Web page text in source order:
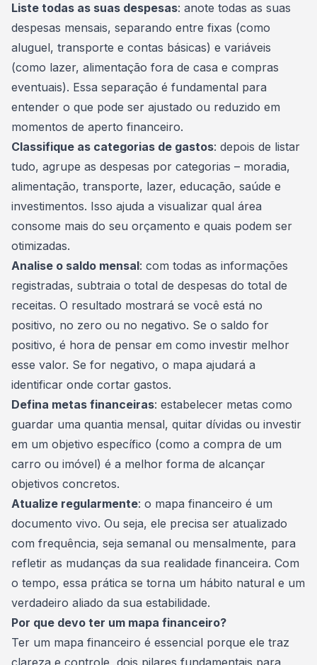
Liste todas as suas despesas: anote todas as suas
despesas mensais, separando entre fixas (como
aluguel, transporte e contas básicas) e variáveis
(como lazer, alimentação fora de casa e compras
eventuais). Essa separação é fundamental para
entender o que pode ser ajustado ou reduzido em
momentos de aperto financeiro.
Classifique as categorias de gastos: depois de listar
tudo, agrupe as despesas por categorias – moradia,
alimentação, transporte, lazer, educação, saúde e
investimentos. Isso ajuda a visualizar qual área
consome mais do seu orçamento e quais podem ser
otimizadas.
Analise o saldo mensal: com todas as informações
registradas, subtraia o total de despesas do total de
receitas. O resultado mostrará se você está no
positivo, no zero ou no negativo. Se o saldo for
positivo, é hora de pensar em como investir melhor
esse valor. Se for negativo, o mapa ajudará a
identificar onde cortar gastos.
Defina metas financeiras: estabelecer metas como
guardar uma quantia mensal, quitar dívidas ou investir
em um objetivo específico (como a compra de um
carro ou imóvel) é a melhor forma de alcançar
objetivos concretos.
Atualize regularmente: o mapa financeiro é um
documento vivo. Ou seja, ele precisa ser atualizado
com frequência, seja semanal ou mensalmente, para
refletir as mudanças da sua realidade financeira. Com
o tempo, essa prática se torna um hábito natural e um
verdadeiro aliado da sua estabilidade.
Por que devo ter um mapa financeiro?
Ter um mapa financeiro é essencial porque ele traz
clareza e controle, dois pilares fundamentais para